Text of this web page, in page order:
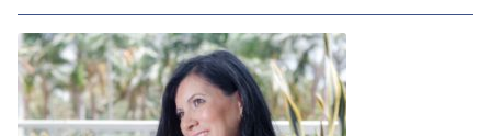
Inscription éditions locales
Inscription French District